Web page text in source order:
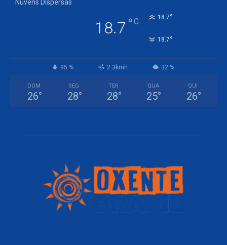
Nuvens Dispersas
18.7 °C 18.7°
18.7°
95 % 2.3kmh 32 %
DOM
26°
SEG
28°
TER
28°
QUA
25°
QUI
26°